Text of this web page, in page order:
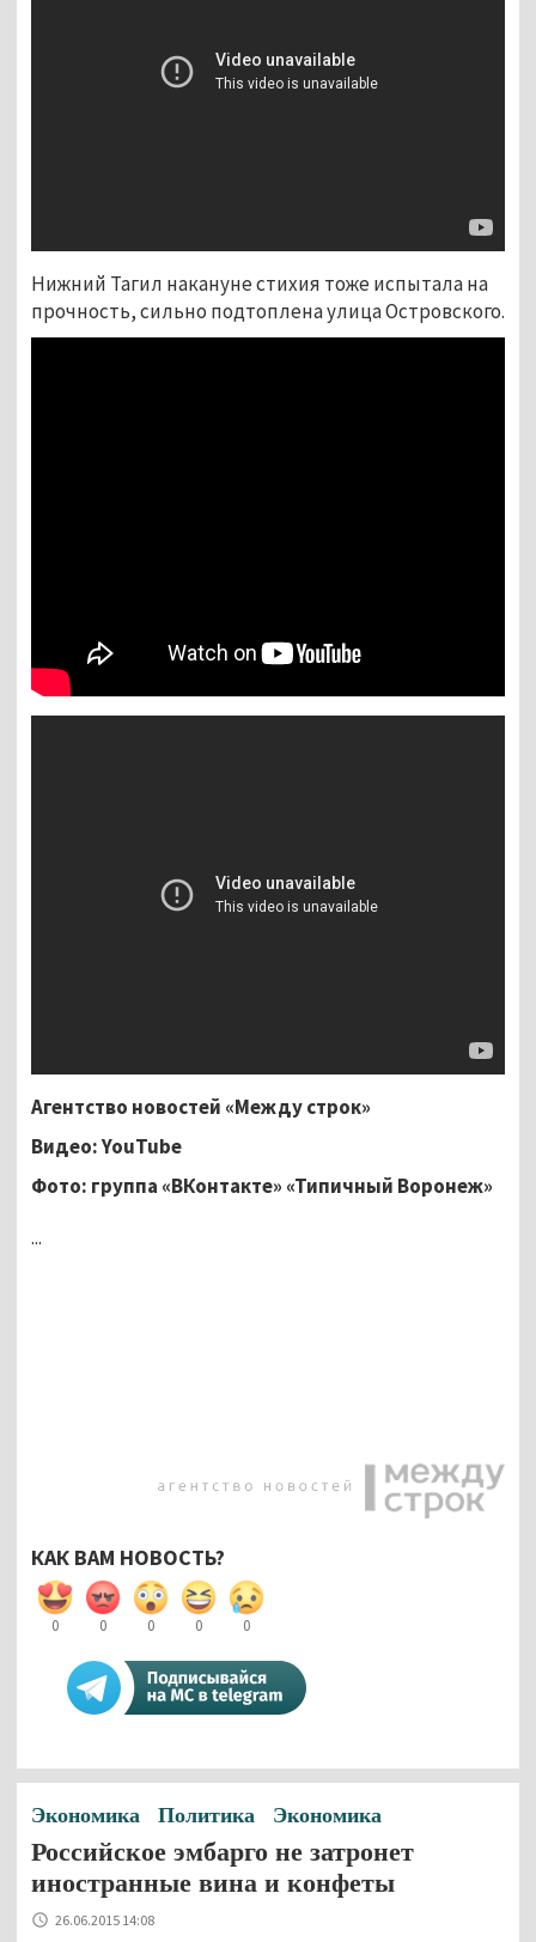
Нижний Тагил накануне стихия тоже испытала на
прочность, сильно подтоплена улица Островского.
Агентство новостей «Между строк»
Видео: YouTube
Фото: группа «ВКонтакте» «Типичный Воронеж»
...
КАК ВАМ НОВОСТЬ?
0 0 0 0 0
Экономика Политика Экономика
Российское эмбарго не затронет
иностранные вина и конфеты
26.06.2015 14:08